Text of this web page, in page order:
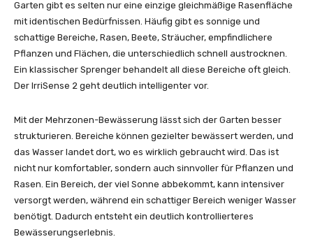
Garten gibt es selten nur eine einzige gleichmäßige Rasenfläche
mit identischen Bedürfnissen. Häufig gibt es sonnige und
schattige Bereiche, Rasen, Beete, Sträucher, empfindlichere
Pflanzen und Flächen, die unterschiedlich schnell austrocknen.
Ein klassischer Sprenger behandelt all diese Bereiche oft gleich.
Der IrriSense 2 geht deutlich intelligenter vor.
Mit der Mehrzonen-Bewässerung lässt sich der Garten besser
strukturieren. Bereiche können gezielter bewässert werden, und
das Wasser landet dort, wo es wirklich gebraucht wird. Das ist
nicht nur komfortabler, sondern auch sinnvoller für Pflanzen und
Rasen. Ein Bereich, der viel Sonne abbekommt, kann intensiver
versorgt werden, während ein schattiger Bereich weniger Wasser
benötigt. Dadurch entsteht ein deutlich kontrollierteres
Bewässerungserlebnis.